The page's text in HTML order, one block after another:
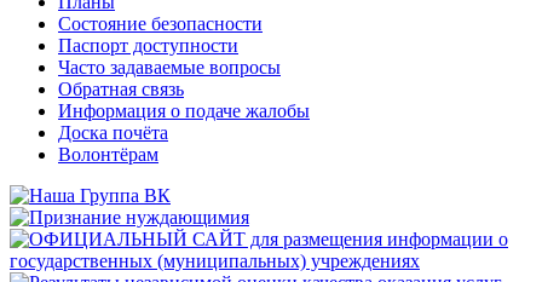
Состояние безопасности
Паспорт доступности
Часто задаваемые вопросы
Обратная связь
Информация о подаче жалобы
Доска почёта
Волонтёрам